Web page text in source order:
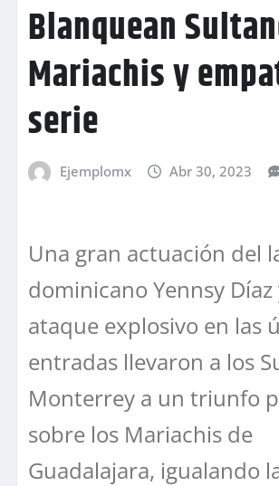
Blanquean
Mariachis y
serie
Ejemplomx Abr 30, 2023
Una gran actuación del
dominicano Yennsy Díaz
ataque explosivo en las
entradas llevaron a los
Monterrey a un triunfo
sobre los Mariachis de
Guadalajara, igualando